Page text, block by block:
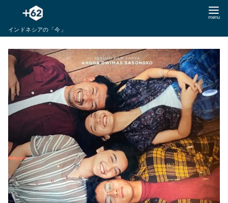
テインドネシアの「今」